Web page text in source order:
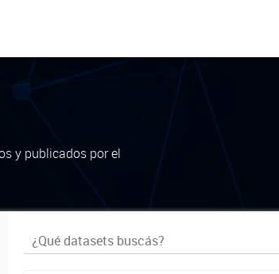
y publicados por el